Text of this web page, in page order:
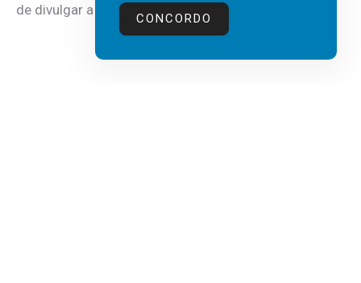
de divulgar a mais recente...
CONCORDO